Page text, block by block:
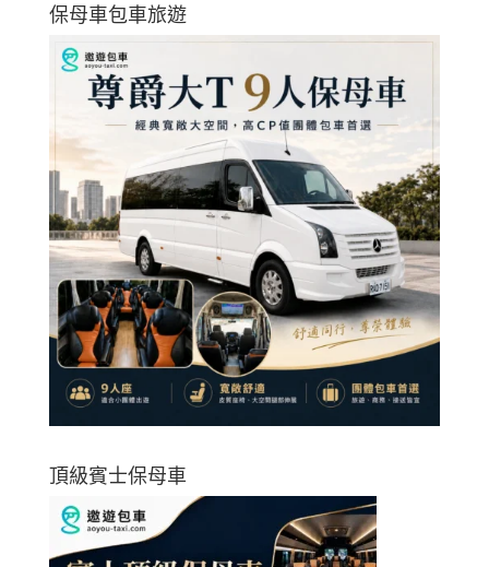
保母車包車旅遊
頂級賓士保母車